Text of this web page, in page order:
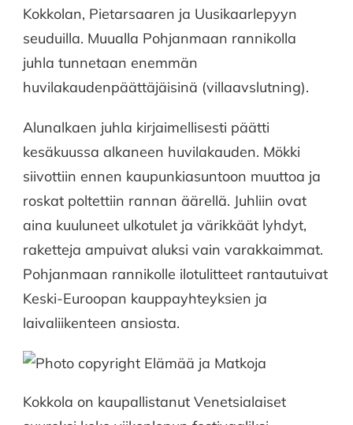
Kokkolan, Pietarsaaren ja Uusikaarlepyyn
seuduilla. Muualla Pohjanmaan rannikolla
juhla tunnetaan enemmän
huvilakaudenpäättäjäisinä (villaavslutning).
Alunalkaen juhla kirjaimellisesti päätti
kesäkuussa alkaneen huvilakauden. Mökki
siivottiin ennen kaupunkiasuntoon muuttoa ja
roskat poltettiin rannan äärellä. Juhliin ovat
aina kuuluneet ulkotulet ja värikkäät lyhdyt,
raketteja ampuivat aluksi vain varakkaimmat.
Pohjanmaan rannikolle ilotulitteet rantautuivat
Keski-Euroopan kauppayhteyksien ja
laivaliikenteen ansiosta.
Kokkola on kaupallistanut Venetsialaiset